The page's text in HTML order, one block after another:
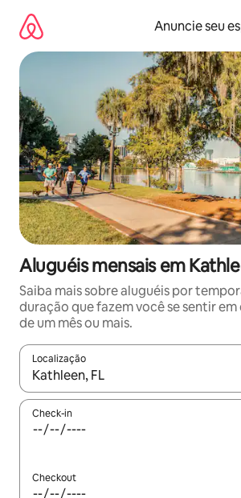
para
conteúdo
Anuncie seu
Aluguéis mensais em
Saiba mais sobre aluguéis por
duração que fazem você se sentir em
de um mês ou mais.
Localização
Quando os resultados estiverem
Check-in
Checkout